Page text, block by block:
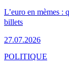
L’euro en mèmes :
billets
27.07.2026
POLITIQUE